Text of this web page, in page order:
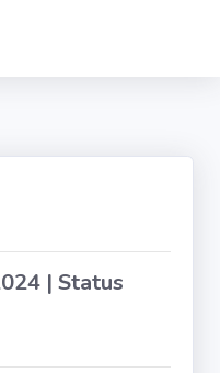
| Status